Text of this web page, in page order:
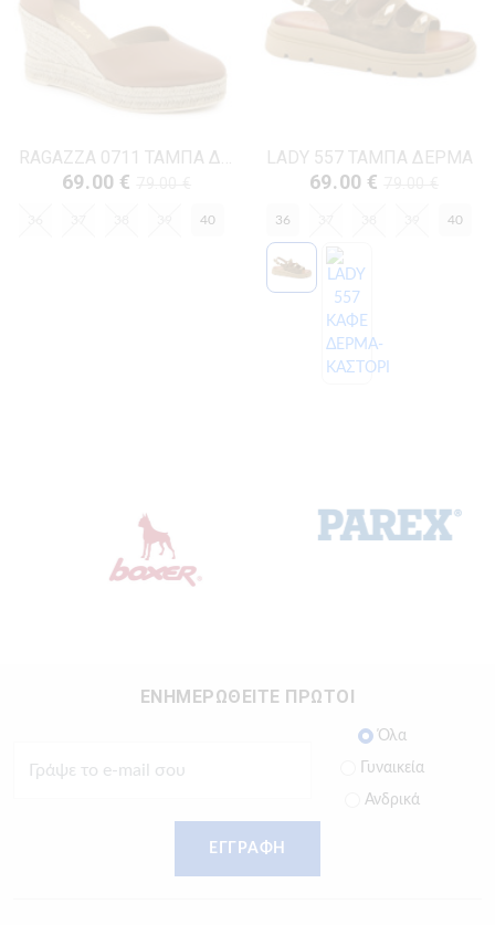
69.00 €
40
LADY 557 ΤΑΜΠΑ ΔΕΡΜΑ
69.00 €
36 40
ΕΝΗΜΕΡΩΘΕΙΤΕ ΠΡΩΤΟΙ
Όλα
Γυναικεία
Ανδρικά
ΕΓΓΡΑΦΗ